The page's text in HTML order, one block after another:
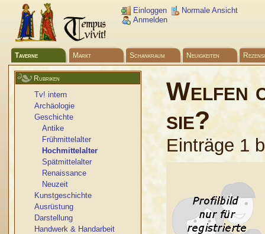
Einloggen
Anmelden
Normale Ansicht
Taverne Markt Schankraum Neuigkeiten
Rubriken
Tv! intern
Archäologie
Geschichte
Antike
Frühmittelalter
Hochmittelalter
Spätmittelalter
Renaissance
Neuzeit
Kunstgeschichte
Ausrüstung
Darstellung
Handwerk & Handarbeit
Welfen
sie?
Einträge 1